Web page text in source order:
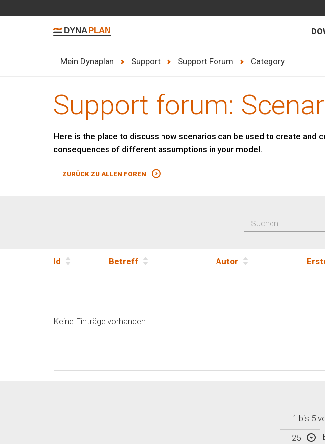
Mein Dynaplan Support Support Forum Category
Support forum:
Here is the place to discuss how scenarios can be used to create and
consequences of different assumptions in your model.
ZURÜCK ZU ALLEN FOREN
Id Betreff Autor
Keine Einträge vorhanden.
1 bis 5
25